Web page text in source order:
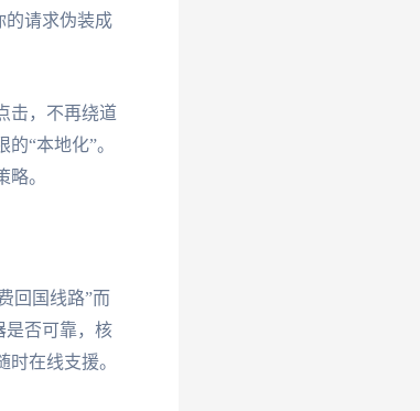
的请求伪装成
击，不再绕道
“本地化”。
。
回国线路”而
是否可靠，核
在线支援。